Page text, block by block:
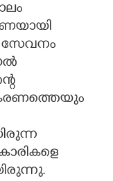
സേവനം